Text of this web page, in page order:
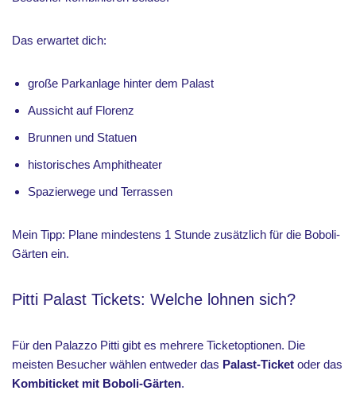
Das erwartet dich:
große Parkanlage hinter dem Palast
Aussicht auf Florenz
Brunnen und Statuen
historisches Amphitheater
Spazierwege und Terrassen
Mein Tipp: Plane mindestens 1 Stunde zusätzlich für die Boboli-
Gärten ein.
Pitti Palast Tickets: Welche lohnen sich?
Für den Palazzo Pitti gibt es mehrere Ticketoptionen. Die
meisten Besucher wählen entweder das Palast-Ticket oder das
Kombiticket mit Boboli-Gärten.